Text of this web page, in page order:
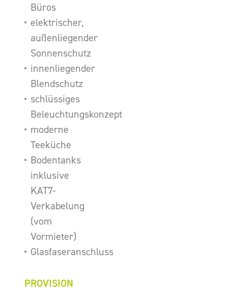
Büros
elektrischer,
außenliegender
Sonnenschutz
innenliegender
Blendschutz
schlüssiges
Beleuchtungskonzept
moderne
Teeküche
Bodentanks
inklusive
KAT7-
Verkabelung
(vom
Vormieter)
Glasfaseranschluss
PROVISION